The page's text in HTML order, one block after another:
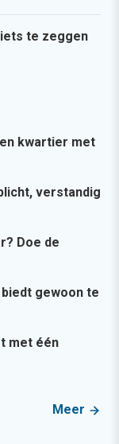
te zeggen
kwartier met
verstandig
Doe de
gewoon te
met één
Meer